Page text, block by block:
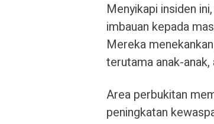
Menyikapi insiden
imbauan kepada
Mereka
terutama anak-
Area perbukitan
peningkatan